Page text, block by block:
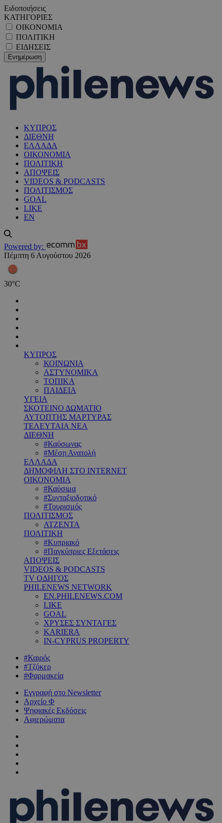
Ειδοποιήσεις
ΚΑΤΗΓΟΡΙΕΣ
ΟΙΚΟΝΟΜΙΑ
ΠΟΛΙΤΙΚΗ
ΕΙΔΗΣΕΙΣ
ΚΥΠΡΟΣ
ΔΙΕΘΝΗ
ΕΛΛΑΔΑ
ΟΙΚΟΝΟΜΙΑ
ΠΟΛΙΤΙΚΗ
ΑΠΟΨΕΙΣ
VIDEOS & PODCASTS
ΠΟΛΙΤΙΣΜΟΣ
GOAL
LIKE
EN
Powered by:
Πέμπτη 6 Αυγούστου 2026
30°C
ΚΥΠΡΟΣ
ΚΟΙΝΩΝΙΑ
ΑΣΤΥΝΟΜΙΚΑ
ΤΟΠΙΚΑ
ΠΑΙΔΕΙΑ
ΥΓΕΙΑ
ΣΚΟΤΕΙΝΟ ΔΩΜΑΤΙΟ
ΑΥΤΟΠΤΗΣ ΜΑΡΤΥΡΑΣ
ΤΕΛΕΥΤΑΙΑ ΝΕΑ
ΔΙΕΘΝΗ
#Καύσωνας
#Μέση Ανατολή
ΕΛΛΑΔΑ
ΔΗΜΟΦΙΛΗ ΣΤΟ INTERNET
ΟΙΚΟΝΟΜΙΑ
#Καύσιμα
#Συνταξιοδοτικό
#Τουρισμός
ΠΟΛΙΤΙΣΜΟΣ
ΑΤΖΕΝΤΑ
ΠΟΛΙΤΙΚΗ
#Κυπριακό
#Παγκύπριες Εξετάσεις
ΑΠΟΨΕΙΣ
VIDEOS & PODCASTS
TV ΟΔΗΓΟΣ
PHILENEWS NETWORK
EN.PHILENEWS.COM
LIKE
GOAL
ΧΡΥΣΕΣ ΣΥΝΤΑΓΕΣ
KARIERA
IN-CYPRUS PROPERTY
#Καιρός
#Τζόκερ
#Φαρμακεία
Εγγραφή στο Newsletter
Αρχείο Φ
Ψηφιακές Εκδόσεις
Αφιερώματα